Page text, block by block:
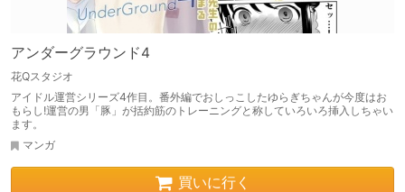
アンダーグラウンド4
花Qスタジオ
アイドル運営シリーズ4作目。番外編でおしっこしたゆらぎちゃんが今度はお
もらし!運営の男「豚」が括約筋のトレーニングと称していろいろ挿入しちゃい
ます。
マンガ
買いに行く